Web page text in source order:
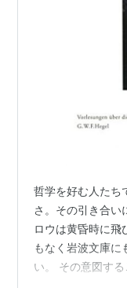
哲学を好む人たち
さ。その引き合い
ロウは黄昏時に飛
もなく岩波文庫に
い。 その意図す